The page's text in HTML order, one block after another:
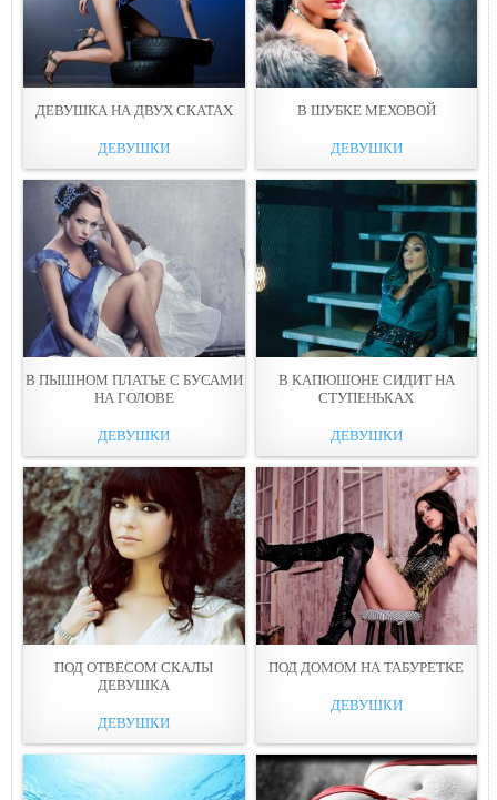
ДЕВУШКА НА ДВУХ СКАТАХ
ДЕВУШКИ
В ШУБКЕ МЕХОВОЙ
ДЕВУШКИ
В ПЫШНОМ ПЛАТЬЕ С БУСАМИ
НА ГОЛОВЕ
ДЕВУШКИ
В КАПЮШОНЕ СИДИТ НА
СТУПЕНЬКАХ
ДЕВУШКИ
ПОД ОТВЕСОМ СКАЛЫ
ДЕВУШКА
ДЕВУШКИ
ПОД ДОМОМ НА ТАБУРЕТКЕ
ДЕВУШКИ